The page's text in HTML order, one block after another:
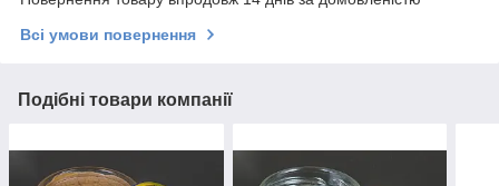
Всі умови повернення
Подібні товари компанії